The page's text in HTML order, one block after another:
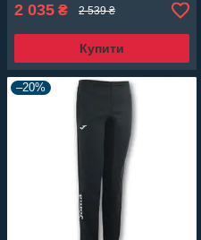
2 035 ₴ 2 539 ₴
Купити
–20%